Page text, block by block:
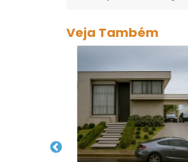
Veja Também